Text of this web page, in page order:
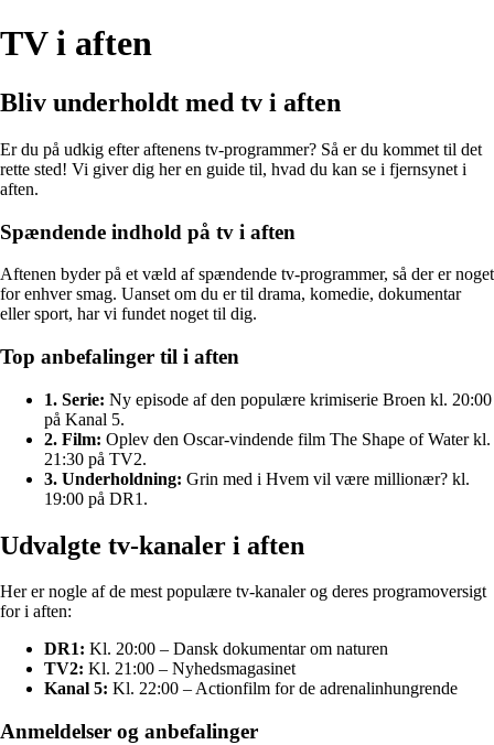
TV i aften
Bliv underholdt med tv i aften
Er du på udkig efter aftenens tv-programmer? Så er du kommet til det
rette sted! Vi giver dig her en guide til, hvad du kan se i fjernsynet i
aften.
Spændende indhold på tv i aften
Aftenen byder på et væld af spændende tv-programmer, så der er noget
for enhver smag. Uanset om du er til drama, komedie, dokumentar
eller sport, har vi fundet noget til dig.
Top anbefalinger til i aften
1. Serie: Ny episode af den populære krimiserie Broen kl. 20:00
på Kanal 5.
2. Film: Oplev den Oscar-vindende film The Shape of Water kl.
21:30 på TV2.
3. Underholdning: Grin med i Hvem vil være millionær? kl.
19:00 på DR1.
Udvalgte tv-kanaler i aften
Her er nogle af de mest populære tv-kanaler og deres programoversigt
for i aften:
DR1: Kl. 20:00 – Dansk dokumentar om naturen
TV2: Kl. 21:00 – Nyhedsmagasinet
Kanal 5: Kl. 22:00 – Actionfilm for de adrenalinhungrende
Anmeldelser og anbefalinger